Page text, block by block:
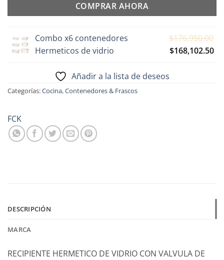
COMPRAR AHORA
Combo x6 contenedores
Hermeticos de vidrio
$176,950.00
El
precio
$168,102.50El
Añadir a la lista de deseos
Categorías:Cocina,Contenedores & Frascos
FCK
DESCRIPCIÓN
MARCA
RECIPIENTE HERMETICO DE VIDRIO CON VALVULA DE